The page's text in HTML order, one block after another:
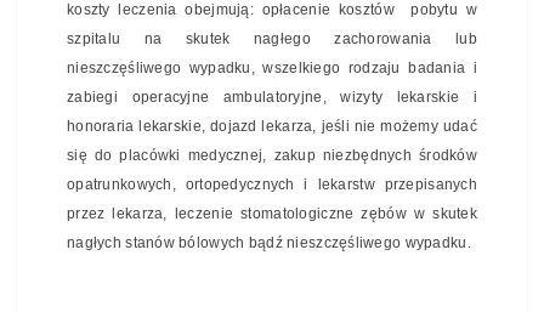
koszty leczenia obejmują: opłacenie kosztów pobytu w
szpitalu na skutek nagłego zachorowania lub
nieszczęśliwego wypadku, wszelkiego rodzaju badania i
zabiegi operacyjne ambulatoryjne, wizyty lekarskie i
honoraria lekarskie, dojazd lekarza, jeśli nie możemy udać
się do placówki medycznej, zakup niezbędnych środków
opatrunkowych, ortopedycznych i lekarstw przepisanych
przez lekarza, leczenie stomatologiczne zębów w skutek
nagłych stanów bólowych bądź nieszczęśliwego wypadku.